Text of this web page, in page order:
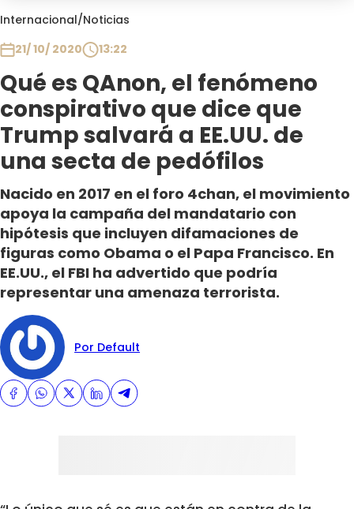
Internacional/Noticias
21/ 10/ 2020
13:22
Qué es QAnon, el fenómeno
conspirativo que dice que
Trump salvará a EE.UU. de
una secta de pedófilos
Nacido en 2017 en el foro 4chan, el movimiento
apoya la campaña del mandatario con
hipótesis que incluyen difamaciones de
figuras como Obama o el Papa Francisco. En
EE.UU., el FBI ha advertido que podría
representar una amenaza terrorista.
Por Default
Club De La Comedia
Plan Perfecto
El Tiempo
Sabingo
Todos Los Programas